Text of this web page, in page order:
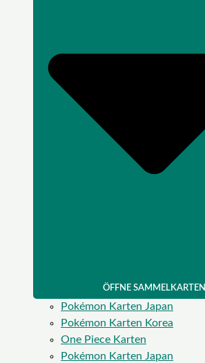
ÖFFNE SAMMELKARTEN
Pokémon Karten Japan
Pokémon Karten Korea
One Piece Karten
Pokémon Karten Japan